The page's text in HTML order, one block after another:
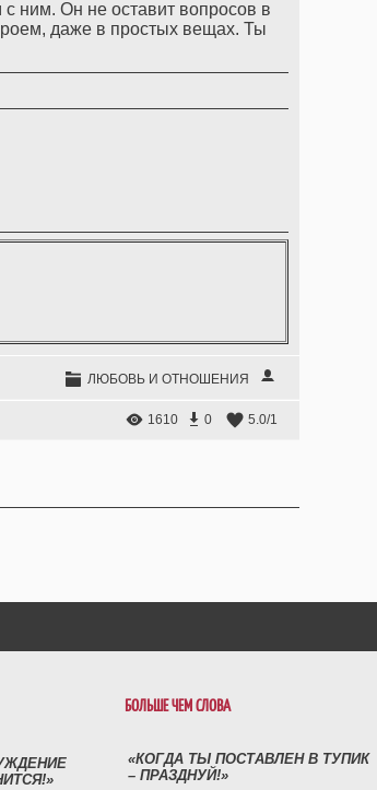
ним. Он не оставит вопросов в
даже в простых вещах. Ты
ЛЮБОВЬ И ОТНОШЕНИЯ
1610 0 5.0/1
БОЛЬШЕ ЧЕМ СЛОВА
«КОГДА ТЫ ПОСТАВЛЕН В ТУПИК
– ПРАЗДНУЙ!»